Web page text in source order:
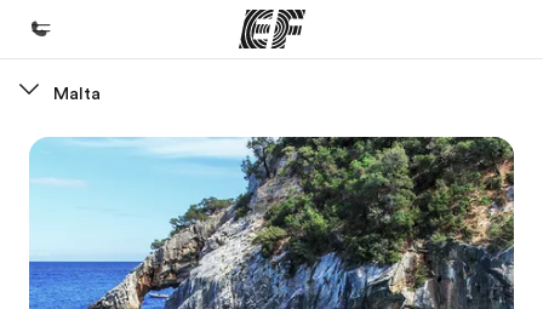
Benvenuto alla EF
Vedi la nostra offerta
Uffici
Malta